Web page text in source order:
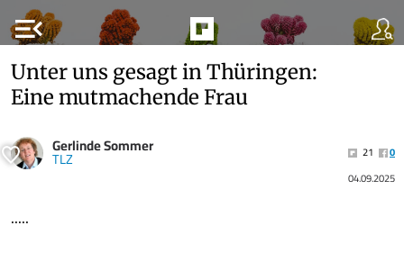
menu_open
Unter uns gesagt in Thüringen:
Eine mutmachende Frau
Gerlinde Sommer
TLZ 21
0
04.09.2025
.....